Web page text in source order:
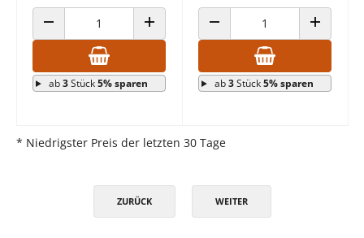
ANZAHL VERRINGERN ANZAHL ERHÖHEN
ab3Stück5% sparen
ANZAHL VERRINGERN ANZAHL
ab3Stück5% sparen
* Niedrigster Preis der letzten 30 Tage
ZURÜCK WEITER